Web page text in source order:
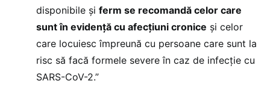
disponibile și ferm se recomandă celor care
sunt în evidență cu afecțiuni cronice și celor
care locuiesc împreună cu persoane care sunt la
risc să facă formele severe în caz de infecție cu
SARS-CoV-2.”